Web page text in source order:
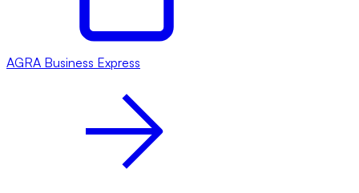
AGRA Business Express